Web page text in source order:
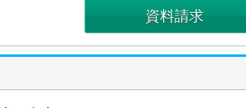
資料請求